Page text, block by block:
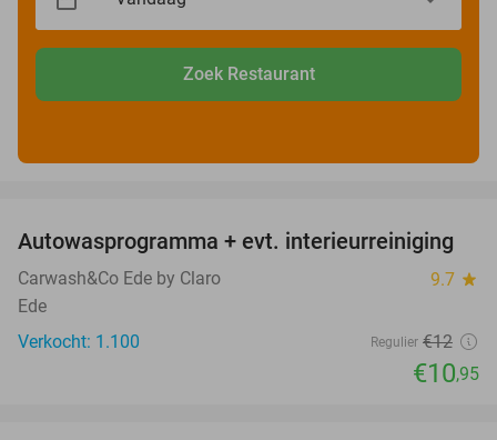
Zoek Restaurant
9%
Autowasprogramma + evt. interieurreiniging
Carwash&Co Ede by Claro 9.7 star
Ede
Verkocht: 1.100
Regulier €12
€10,95